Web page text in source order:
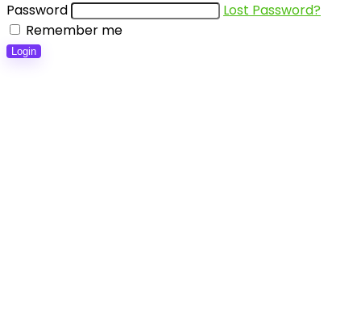
Password
Lost Password?
Remember me
Login